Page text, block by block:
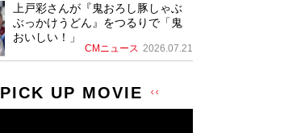
上戸彩さんが『鬼おろし豚しゃぶ
ぶっかけうどん』をつるりで「鬼
おいしい！」
CMニュース 2026.07.21
PICK UP MOVIE